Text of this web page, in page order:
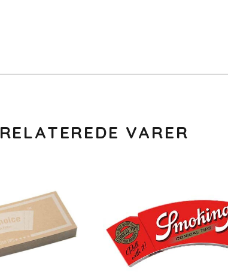
RELATEREDE VARER